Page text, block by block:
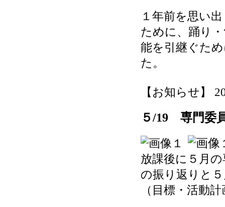
１年前を思い
ために、踊り
能を引継ぐた
た。
【お知らせ】
５/19 専門委
放課後に５月
の振り返りと
（目標・活動